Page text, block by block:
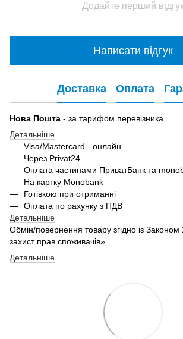
Додайте перший
Написати відгук
Доставка Оплата
Нова Пошта - за тарифом перевізника
Детальніше
Visa/Mastercard - онлайн
Через Privat24
Оплата частинами ПриватБанк та
На картку Monobank
Готівкою при отриманні
Оплата по рахунку з ПДВ
Детальніше
Обмін/повернення товару згідно із
захист прав споживачів»
Детальніше